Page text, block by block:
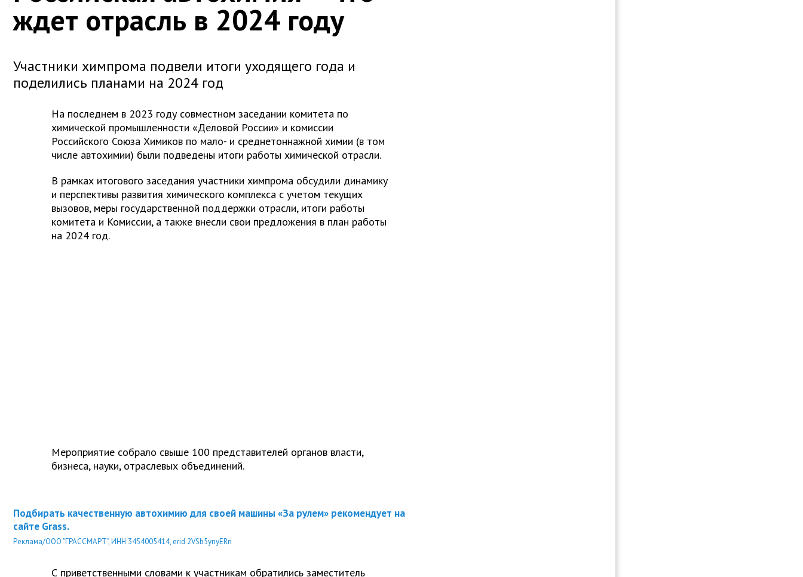
ждет отрасль в 2024 году
Участники химпрома подвели итоги уходящего года и
поделились планами на 2024 год
На последнем в 2023 году совместном заседании комитета по
химической промышленности «Деловой России» и комиссии
Российского Союза Химиков по мало- и среднетоннажной химии (в том
числе автохимии) были подведены итоги работы химической отрасли.
В рамках итогового заседания участники химпрома обсудили динамику
и перспективы развития химического комплекса с учетом текущих
вызовов, меры государственной поддержки отрасли, итоги работы
комитета и Комиссии, а также внесли свои предложения в план работы
на 2024 год.
Мероприятие собрало свыше 100 представителей органов власти,
бизнеса, науки, отраслевых объединений.
Подбирать качественную автохимию для своей машины «За рулем» рекомендует на
сайте Grass.
Реклама/ООО "ГРАССМАРТ", ИНН 3454005414, erid 2VSb5ynyERn
С приветственными словами к участникам обратились заместитель